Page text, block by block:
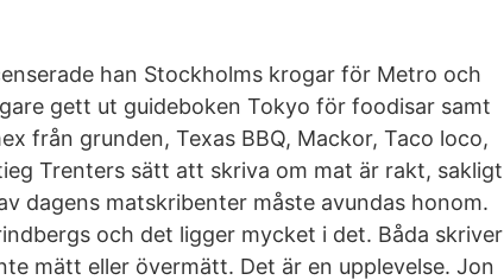
han Stockholms krogar för Metro och
gett ut guideboken Tokyo för foodisar samt
från grunden, Texas BBQ, Mackor, Taco loco,
Trenters sätt att skriva om mat är rakt, sakligt
dagens matskribenter måste avundas honom.
och det ligger mycket i det. Båda skriver
mätt eller övermätt. Det är en upplevelse. Jon